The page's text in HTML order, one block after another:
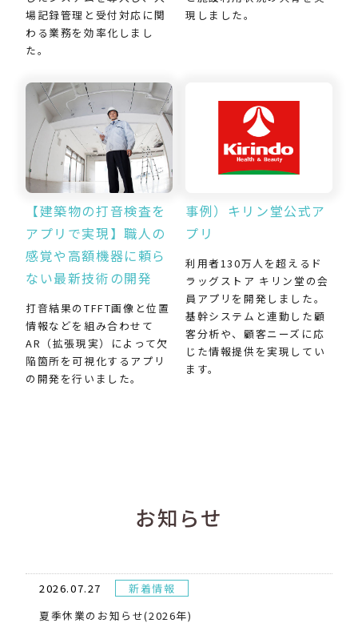
場記録管理と受付対応に関
わる業務を効率化しまし
た。
現しました。
【建築物の打音検査を
アプリで実現】職人の
感覚や高額機器に頼ら
ない最新技術の開発
打音結果のTFFT画像と位置
情報などを組み合わせて
AR（拡張現実）によって欠
陥箇所を可視化するアプリ
の開発を行いました。
事例）キリン堂公式ア
プリ
利用者130万人を超えるド
ラッグストア キリン堂の会
員アプリを開発しました。
基幹システムと連動した顧
客分析や、顧客ニーズに応
じた情報提供を実現してい
ます。
お知らせ
2026.07.27
新着情報
夏季休業のお知らせ(2026年)